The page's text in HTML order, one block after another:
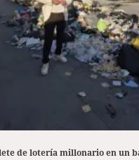
de lotería millonario en un